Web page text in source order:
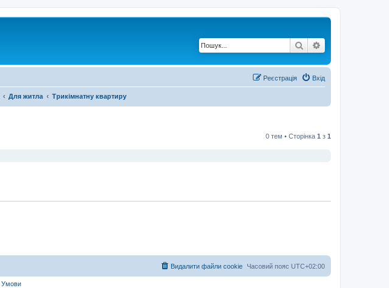
Пошук
Вхід
Реєстрація
Для житла Трикімнатну квартиру
0 тем • Сторінка 1 з 1
Часовий пояс UTC+02:00
Видалити файли cookie
Умови